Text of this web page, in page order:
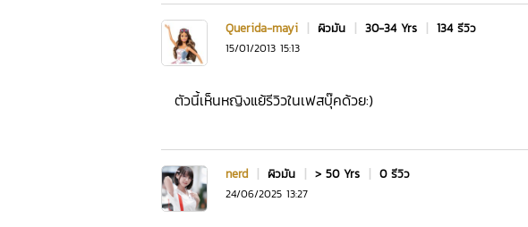
Querida-mayi | ผิวมัน | 30-34 Yrs | 134 รีวิว
15/01/2013 15:13
ตัวนี้เห็นหญิงแย้รีวิวในเฟสบุ๊คด้วย:)
nerd | ผิวมัน | > 50 Yrs | 0 รีวิว
24/06/2025 13:27